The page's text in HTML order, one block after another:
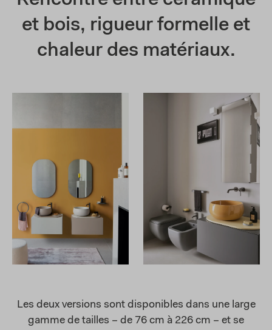
et bois, rigueur formelle et
chaleur des matériaux.
Les deux versions sont disponibles dans une large
gamme de tailles – de 76 cm à 226 cm – et se